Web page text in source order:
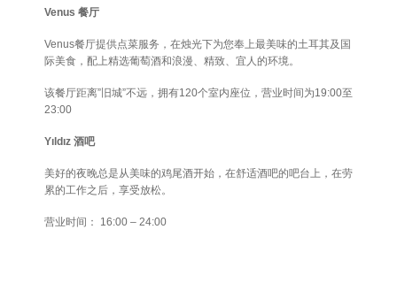
Venus 餐厅
Venus餐厅提供点菜服务，在烛光下为您奉上最美味的土耳其及国
际美食，配上精选葡萄酒和浪漫、精致、宜人的环境。
该餐厅距离”旧城”不远，拥有120个室内座位，营业时间为19:00至
23:00
Yıldız 酒吧
美好的夜晚总是从美味的鸡尾酒开始，在舒适酒吧的吧台上，在劳
累的工作之后，享受放松。
营业时间： 16:00 – 24:00